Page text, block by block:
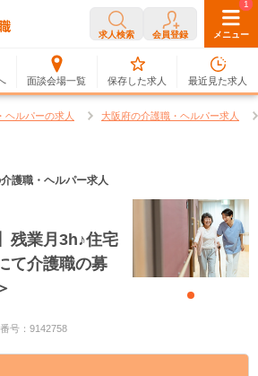
求人検索 会員登録 メニュー
面談会場一覧
0
保存した求人
1
最近見た求人
ヘルパーの求人 大阪府の介護職・ヘルパー求人
護職・ヘルパー求人
残業月3h♪住宅
て介護職の募
号：9142758